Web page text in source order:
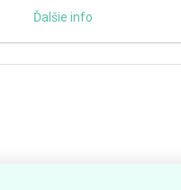
Ďalšie info